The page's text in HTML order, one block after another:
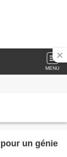
MENU
un génie